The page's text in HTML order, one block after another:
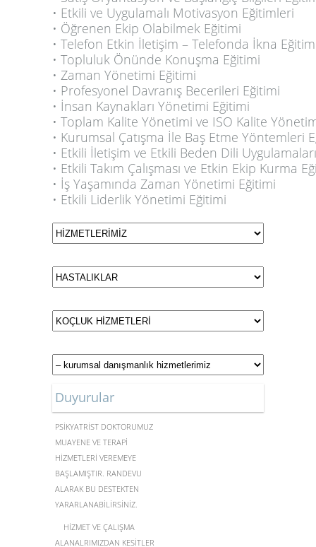
• Etkili ve Uygulamalı Motivasyon Eğitimleri
• Öğrenen Ekip Olabilmek Eğitimi
• Telefon Etkin İletişim – Telefonda İkna
• Topluluk Önünde Konuşma Eğitimi
• Zaman Yönetimi Eğitimi
• Profesyonel Davranış Becerileri Eğitimi
• İnsan Kaynakları Yönetimi Eğitimi
• Toplam Kalite Yönetimi ve ISO Kalite
• Kurumsal Çatışma İle Baş Etme Yöntemleri
• Etkili İletişim ve Etkili Beden Dili
• Etkili Takım Çalışması ve Etkin Ekip Kurma
• İş Yaşamında Zaman Yönetimi Eğitimi
• Etkili Liderlik Yönetimi Eğitimi
Duyurular
MERKEZİMİZDE UZMAN
PSİKYATRİST DOKTORUMUZ
MUAYENE VE TERAPİ
HİZMETLERİ VEREMEYE
BAŞLAMIŞTIR. RANDEVU
ALARAK BU DESTEKTEN
YARARLANABİLİRSİNİZ.
HİZMET VE ÇALIŞMA
ALANALRIMIZDAN KESİTLER